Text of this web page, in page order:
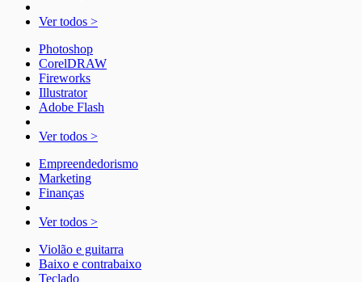
Ver todos >
Photoshop
CorelDRAW
Fireworks
Illustrator
Adobe Flash
Ver todos >
Empreendedorismo
Marketing
Finanças
Ver todos >
Violão e guitarra
Baixo e contrabaixo
Teclado